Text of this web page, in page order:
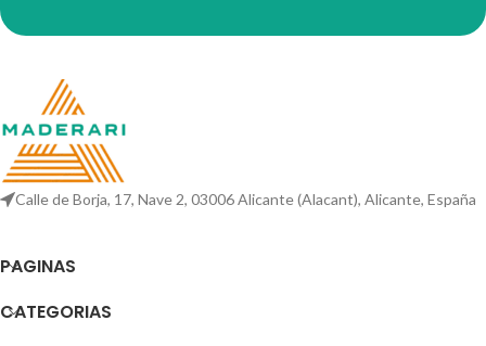
Calle de Borja, 17, Nave 2, 03006 Alicante (Alacant), Alicante, España
PAGINAS
CATEGORIAS